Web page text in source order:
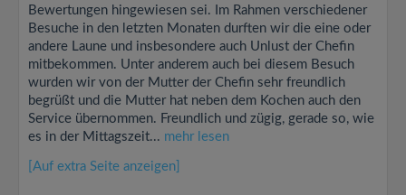
Bewertungen hingewiesen sei. Im Rahmen verschiedener
Besuche in den letzten Monaten durften wir die eine oder
andere Laune und insbesondere auch Unlust der Chefin
mitbekommen. Unter anderem auch bei diesem Besuch
wurden wir von der Mutter der Chefin sehr freundlich
begrüßt und die Mutter hat neben dem Kochen auch den
Service übernommen. Freundlich und zügig, gerade so, wie
es in der Mittagszeit... mehr lesen
[Auf extra Seite anzeigen]